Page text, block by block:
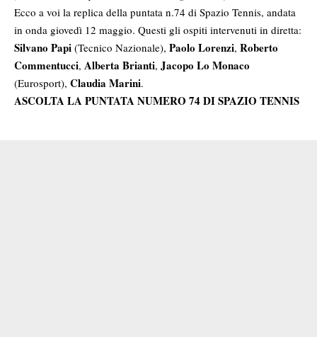
Ecco a voi la replica della puntata n.74 di Spazio Tennis, andata
in onda giovedì 12 maggio. Questi gli ospiti intervenuti in diretta:
Silvano Papi (Tecnico Nazionale), Paolo Lorenzi, Roberto
Commentucci, Alberta Brianti, Jacopo Lo Monaco
(Eurosport), Claudia Marini.
ASCOLTA LA PUNTATA NUMERO 74 DI SPAZIO TENNIS